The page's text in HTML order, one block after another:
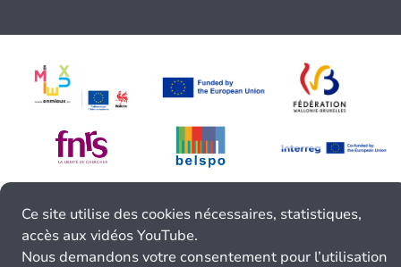
Ce site utilise des cookies nécessaires, statistiques,
accès aux vidéos YouTube.
Nous demandons votre consentement pour l’utilisation